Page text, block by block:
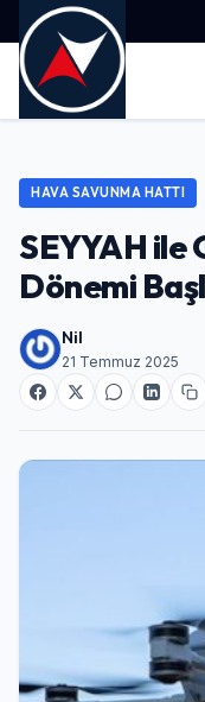
HAVA SAVUNMA HATTI
SEYYAH ile
Dönemi
Nil
21 Temmuz 2025